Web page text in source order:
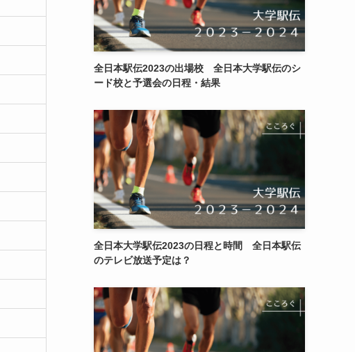
全日本駅伝2023の出場校 全日本大学駅伝のシ
ード校と予選会の日程・結果
全日本大学駅伝2023の日程と時間 全日本駅伝
のテレビ放送予定は？